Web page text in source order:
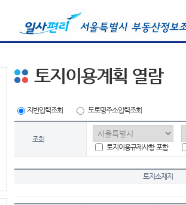
토지이용계획 열람
지번입력조회 도로명주소입력조회
조회
토지이용규제사항 포함
토지소재지